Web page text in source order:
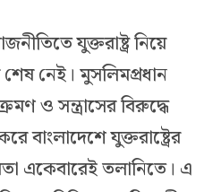
যুক্তরাষ্ট্র নিয়ে
নেই। মুসলিমপ্রধান
ও সন্ত্রাসের বিরুদ্ধে
বাংলাদেশে যুক্তরাষ্ট্রের
একেবারেই তলানিতে। এ